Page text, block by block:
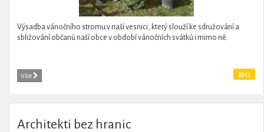
Výsadba vánočního stromu v naší vesnici, který slouží ke sdružování a
sbližování občanů naší obce v období vánočních svátků i mimo ně.
Více 2017
Architekti bez hranic